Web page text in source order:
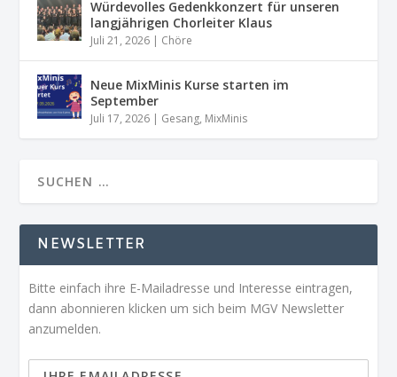
Würdevolles Gedenkkonzert für unseren
langjährigen Chorleiter Klaus
Juli 21, 2026 | Chöre
Neue MixMinis Kurse starten im
September
Juli 17, 2026 | Gesang, MixMinis
NEWSLETTER
Bitte einfach ihre E-Mailadresse und Interesse eintragen,
dann abonnieren klicken um sich beim MGV Newsletter
anzumelden.